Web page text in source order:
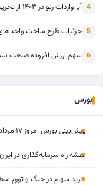
4 آیا واردات رنو در ۱۴۰۳ از تحریم خارج شده است؟
5 جزئیات طرح ساخت
6 سهم ارزش افزوده صنعت
بورس
پیش‌بینی بورس امروز ۱۷ مرداد
نقشه راه سرمایه‌گذاری در ایران
خرید سهام در جنگ و تورم